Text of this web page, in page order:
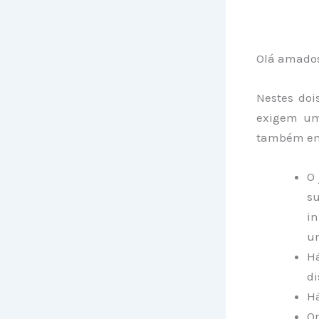
Olá
Nestes
exigem
também